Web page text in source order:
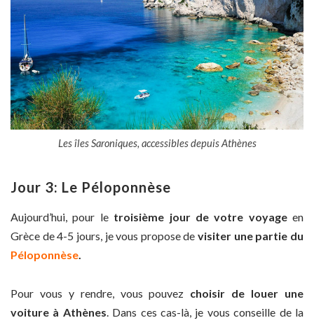
Les îles Saroniques, accessibles depuis Athènes
Jour 3: Le Péloponnèse
Aujourd’hui, pour le troisième jour de votre voyageen
Grèce de 4-5 jours, je vous propose devisiter une partie du
Péloponnèse.
Pour vous y rendre, vous pouvez choisir de louer une
voiture à Athènes . Dans ces cas-là, je vous conseille de la